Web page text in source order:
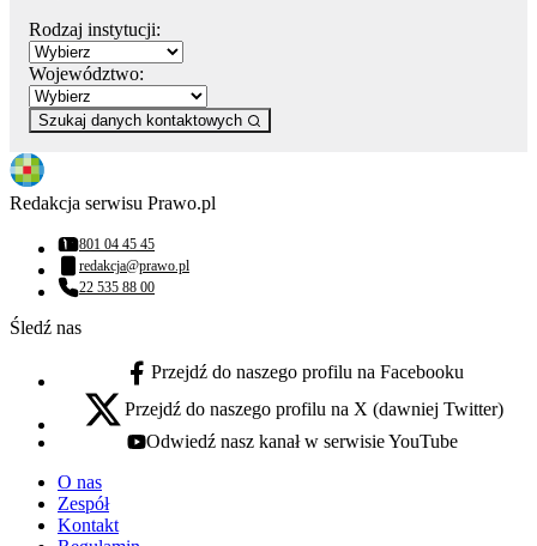
Rodzaj instytucji:
Województwo:
Szukaj danych kontaktowych
Redakcja serwisu Prawo.pl
Numer telefonu:
801 04 45 45
Adres email:
redakcja@prawo.pl
Numer telefonu:
22 535 88 00
Śledź nas
facebook - otwiera się w nowej karcie
Przejdź do naszego profilu na Facebooku
x - otwiera się w nowej karcie
Przejdź do naszego profilu na X (dawniej Twitter)
youtube - otwiera się w nowej karcie
Odwiedź nasz kanał w serwisie YouTube
O nas
Zespół
Kontakt